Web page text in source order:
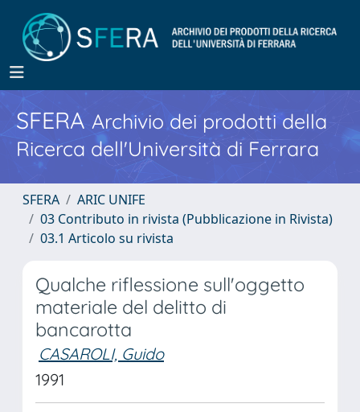
SFERA Archivio dei prodotti della
Ricerca dell'Università di Ferrara
SFERA
ARIC UNIFE
03 Contributo in rivista (Pubblicazione in Rivista)
03.1 Articolo su rivista
Qualche riflessione sull'oggetto
materiale del delitto di
bancarotta
CASAROLI, Guido
1991